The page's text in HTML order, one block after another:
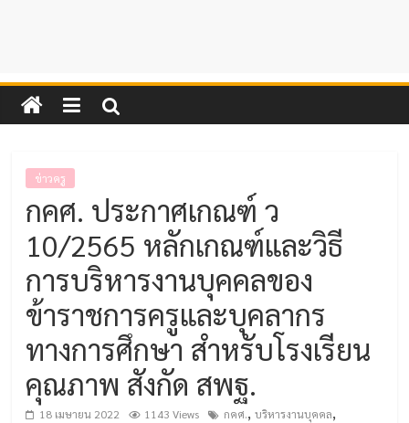
ข่าวครู
กคศ. ประกาศเกณฑ์ ว
10/2565 หลักเกณฑ์และวิธี
การบริหารงานบุคคลของ
ข้าราชการครูและบุคลากร
ทางการศึกษา สำหรับโรงเรียน
คุณภาพ สังกัด สพฐ.
18 เมษายน 2022 1143 Views กคศ.,บริหารงานบุคคล,